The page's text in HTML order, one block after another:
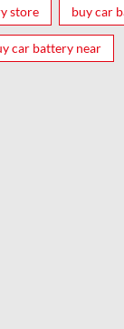
store buy car
car battery near